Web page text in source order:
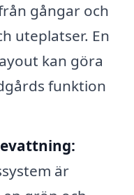
gångar och
uteplatser. En
kan göra
funktion
är